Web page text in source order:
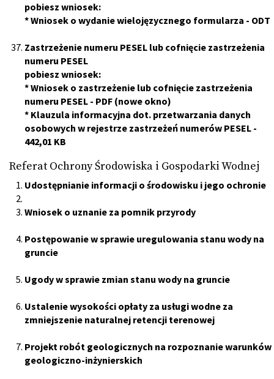
pobiesz wniosek:
*Wniosek o wydanie wielojęzycznego formularza - ODT
Zastrzeżenie numeru PESEL lub cofnięcie zastrzeżenia
numeru PESEL
pobiesz wniosek:
*Wniosek o zastrzeżenie lub cofnięcie zastrzeżenia
numeru PESEL - PDF (nowe okno)
* Klauzula informacyjna dot. przetwarzania danych
osobowych w rejestrze zastrzeżeń numerów PESEL -
442,01 KB
Referat Ochrony Środowiska i Gospodarki Wodnej
Udostępnianie informacji o środowisku i jego ochronie
Wniosek o uznanie za pomnik przyrody
Postępowanie w sprawie uregulowania stanu wody na
gruncie
Ugody w sprawie zmian stanu wody na gruncie
Ustalenie wysokości opłaty za usługi wodne za
zmniejszenie naturalnej retencji terenowej
Projekt robót geologicznych na rozpoznanie warunków
geologiczno-inżynierskich